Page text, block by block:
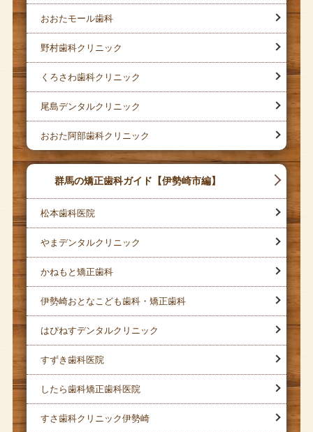
おおたモール歯科
野村歯科クリニック
くろさわ歯科クリニック
尾島デンタルクリニック
おおた阿部歯科クリニック
群馬の矯正歯科ガイド【伊勢崎市編】
松本歯科医院
やまデンタルクリニック
かねもと矯正歯科
伊勢崎おとなこども歯科・矯正歯科
はぴねすデンタルクリニック
すずき歯科医院
したら歯科矯正歯科医院
すさ歯科クリニック伊勢崎